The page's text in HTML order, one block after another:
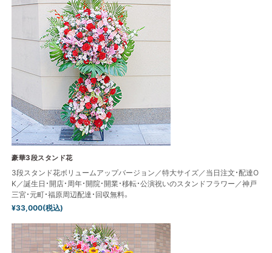
豪華3段スタンド花
3段スタンド花ボリュームアップバージョン／特大サイズ／当日注文・配達O
K／誕生日・開店・周年・開院・開業・移転・公演祝いのスタンドフラワー／神戸
三宮・元町・福原周辺配達・回収無料。
¥33,000(税込)